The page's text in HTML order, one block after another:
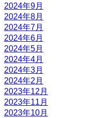
2024年9月
2024年8月
2024年7月
2024年6月
2024年5月
2024年4月
2024年3月
2024年2月
2023年12月
2023年11月
2023年10月